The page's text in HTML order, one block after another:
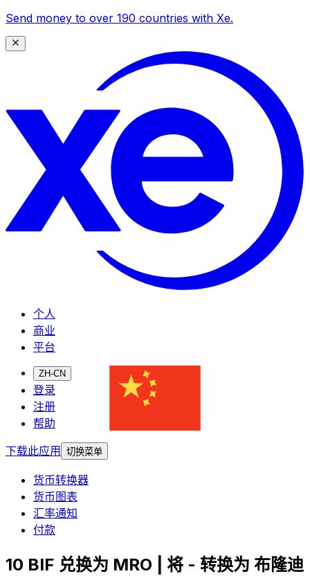
Send money to over 190 countries with Xe.
个人
商业
平台
ZH-CN
登录
注册
帮助
下载此应用
切换菜单
货币转换器
货币图表
汇率通知
付款
10 BIF 兑换为 MRO | 将 - 转换为 布隆迪